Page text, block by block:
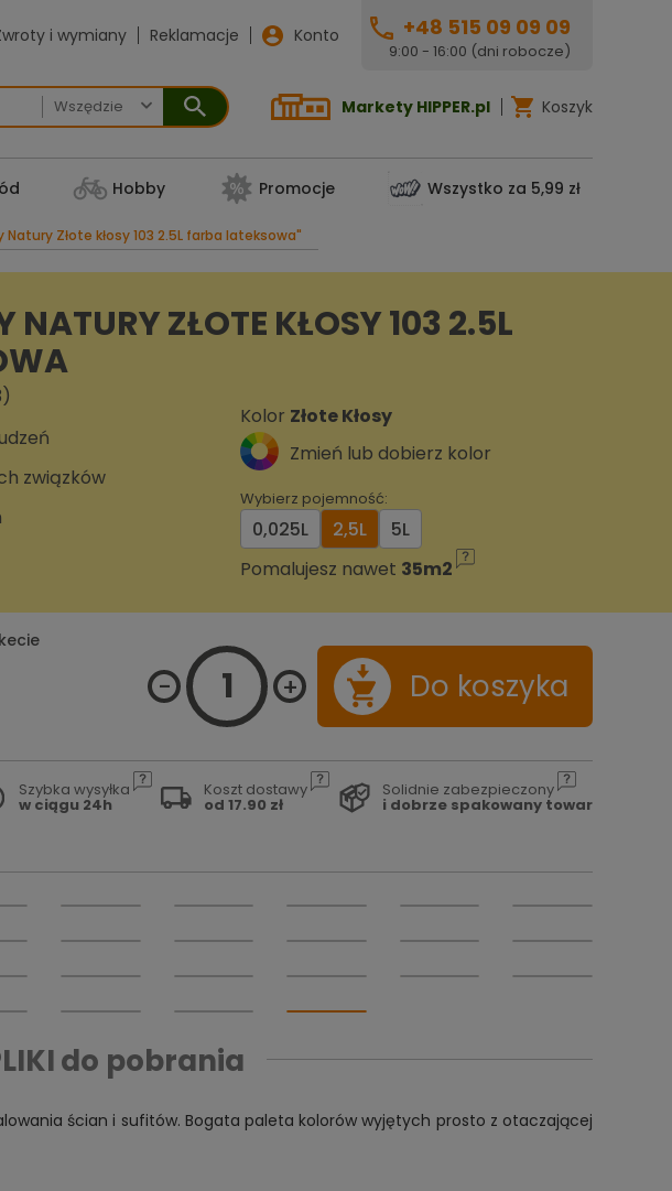
i wymiany Reklamacje Konto +48 515 09 09 09
9:00 - 16:00 (dni robocze)
 Markety HIPPER.pl Koszyk
Hobby Promocje Wszystko za 5,99 zł
Natury Złote kłosy 103 2.5L farba lateksowa"
NATURY ZŁOTE KŁOSY 103 2.5L
związków
Kolor Złote Kłosy
Zmień lub dobierz kolor
Wybierz pojemność:
0,025L 2,5L
5L
Pomalujesz nawet 35m2
Do koszyka
Szybka wysyłka
w ciągu 24h
Koszt dostawy
od 17.90 zł
Solidnie zabezpieczony
i dobrze spakowany towar
do pobrania
ścian i sufitów. Bogata paleta kolorów wyjętych prosto z otaczającej